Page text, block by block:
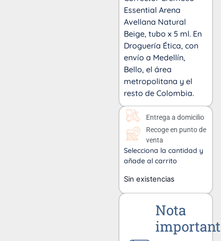
Essential Arena
Avellana Natural
Beige, tubo x 5 ml. En
Droguería Ética, con
envío a Medellín,
Bello, el área
metropolitana y el
resto de Colombia.
Entrega a domicilio
Recoge en punto de
venta
Selecciona la cantidad y
añade al carrito
Sin existencias
Nota